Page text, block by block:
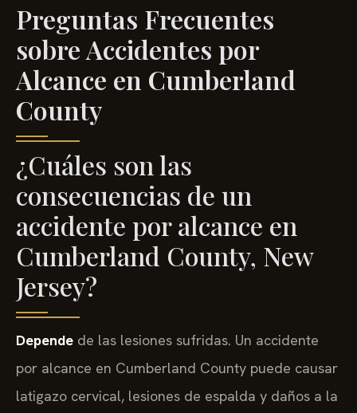
Preguntas Frecuentes
sobre Accidentes por
Alcance en Cumberland
County
¿Cuáles son las
consecuencias de un
accidente por alcance en
Cumberland County, New
Jersey?
Depende de las lesiones sufridas. Un accidente
por alcance en Cumberland County puede causar
latigazo cervical, lesiones de espalda y daños a la